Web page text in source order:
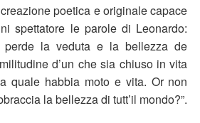
poetica e originale capace
spettatore le parole di Leonardo:
perde la veduta e la bellezza de
d’un che sia chiuso in vita
quale habbia moto e vita. Or non
la bellezza di tutt’il mondo?”.